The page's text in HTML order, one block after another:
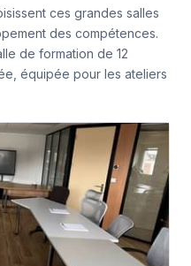
ces grandes salles
des compétences.
de formation de 12
équipée pour les ateliers